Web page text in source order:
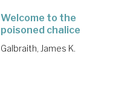
Welcome to the
poisoned chalice
Galbraith, James K.